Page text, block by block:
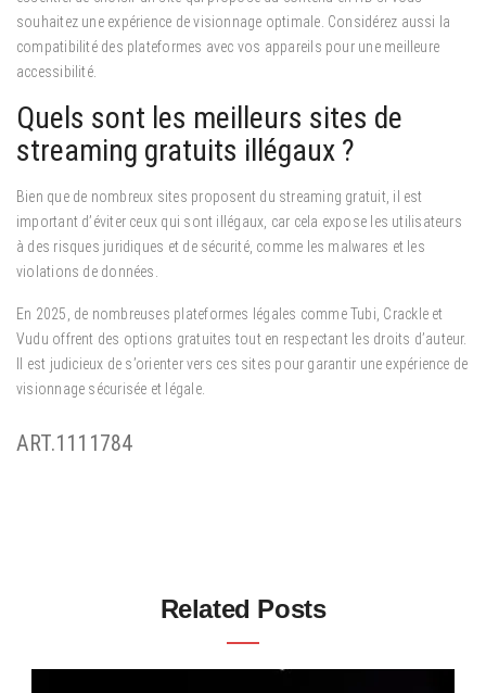
souhaitez une expérience de visionnage optimale. Considérez aussi la
compatibilité des plateformes avec vos appareils pour une meilleure
accessibilité.
Quels sont les meilleurs sites de
streaming gratuits illégaux ?
Bien que de nombreux sites proposent du streaming gratuit, il est
important d’éviter ceux qui sont illégaux, car cela expose les utilisateurs
à des risques juridiques et de sécurité, comme les malwares et les
violations de données.
En 2025, de nombreuses plateformes légales comme Tubi, Crackle et
Vudu offrent des options gratuites tout en respectant les droits d’auteur.
Il est judicieux de s’orienter vers ces sites pour garantir une expérience de
visionnage sécurisée et légale.
ART.1111784
Related Posts